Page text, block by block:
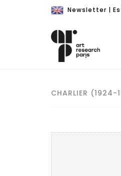
Newsletter |
CHARLIER